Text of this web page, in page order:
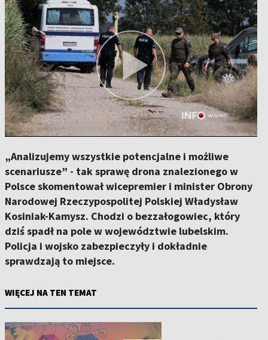
„Analizujemy wszystkie potencjalne i możliwe
scenariusze” - tak sprawę drona znalezionego w
Polsce skomentował wicepremier i minister Obrony
Narodowej Rzeczypospolitej Polskiej Władysław
Kosiniak-Kamysz. Chodzi o bezzałogowiec, który
dziś spadł na pole w województwie lubelskim.
Policja i wojsko zabezpieczyły i dokładnie
sprawdzają to miejsce.
WIĘCEJ NA TEN TEMAT